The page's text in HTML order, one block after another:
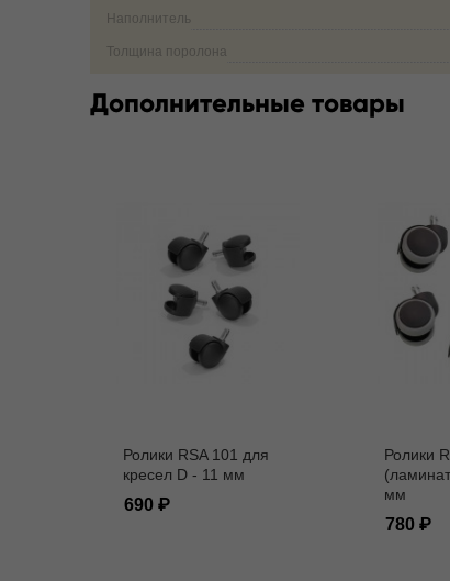
Наполнитель
Толщина поролона
Дополнительные товары
Ролики RSA 101 для
кресел D - 11 мм
690
Ролики
мм
780